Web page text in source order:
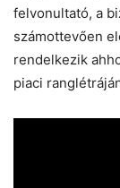
felvonultató, a
számottevően
rendelkezik
piaci